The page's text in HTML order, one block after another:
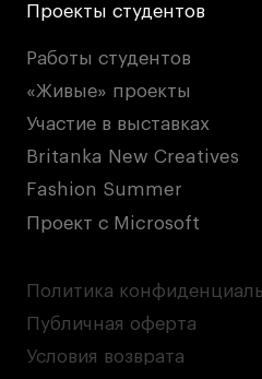
Проекты студентов
Работы студентов
«Живые» проекты
Участие в выставках
Britanka New Creatives
Fashion Summer
Проект с Microsoft
Политика
Публичная оферта
Условия возврата